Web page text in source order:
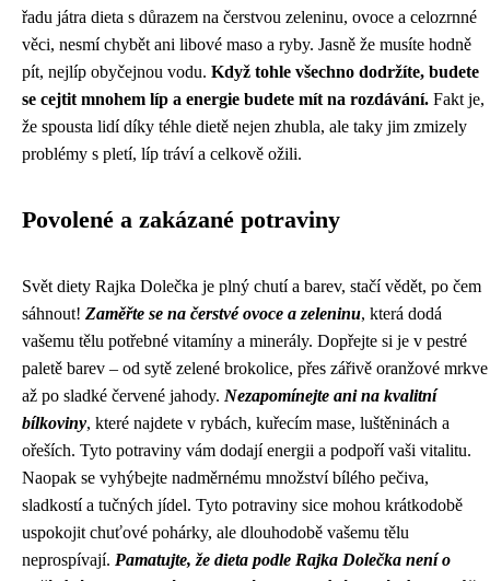
řadu játra dieta s důrazem na čerstvou zeleninu, ovoce a celozrnné
věci, nesmí chybět ani libové maso a ryby. Jasně že musíte hodně
pít, nejlíp obyčejnou vodu. Když tohle všechno dodržíte, budete
se cejtit mnohem líp a energie budete mít na rozdávání. Fakt je,
že spousta lidí díky téhle dietě nejen zhubla, ale taky jim zmizely
problémy s pletí, líp tráví a celkově ožili.
Povolené a zakázané potraviny
Svět diety Rajka Dolečka je plný chutí a barev, stačí vědět, po čem
sáhnout! Zaměřte se na čerstvé ovoce a zeleninu, která dodá
vašemu tělu potřebné vitamíny a minerály. Dopřejte si je v pestré
paletě barev – od sytě zelené brokolice, přes zářivě oranžové mrkve
až po sladké červené jahody. Nezapomínejte ani na kvalitní
bílkoviny, které najdete v rybách, kuřecím mase, luštěninách a
ořeších. Tyto potraviny vám dodají energii a podpoří vaši vitalitu.
Naopak se vyhýbejte nadměrnému množství bílého pečiva,
sladkostí a tučných jídel. Tyto potraviny sice mohou krátkodobě
uspokojit chuťové pohárky, ale dlouhodobě vašemu tělu
neprospívají. Pamatujte, že dieta podle Rajka Dolečka není o